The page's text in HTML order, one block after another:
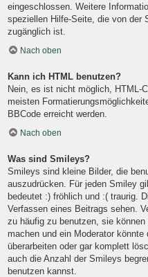
eingeschlossen. Weitere
speziellen Hilfe-Seite, die von der
zugänglich ist.
Nach oben
Kann ich HTML benutzen?
Nein, es ist nicht möglich, HTML-
meisten
BBCode erreicht werden.
Nach oben
Was sind Smileys?
Smileys sind kleine Bilder, die
auszudrücken. Für jeden Smiley
bedeutet :) fröhlich und :( traurig.
Verfassen eines Beitrags sehen.
zu häufig zu benutzen, sie
machen und ein Moderator
überarbeiten oder gar komplett
auch die Anzahl der Smileys
benutzen kannst.